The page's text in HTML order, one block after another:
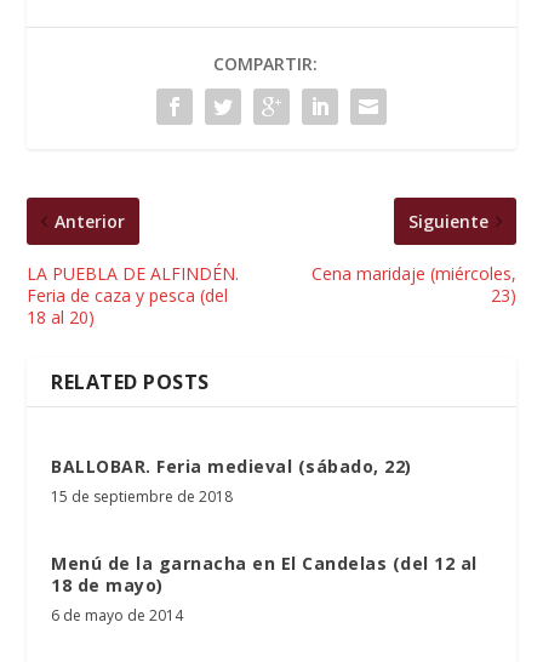
COMPARTIR:
Anterior
LA PUEBLA DE ALFINDÉN.
Feria de caza y pesca (del
18 al 20)
Siguiente
Cena maridaje (miércoles,
23)
RELATED POSTS
BALLOBAR. Feria medieval (sábado, 22)
15 de septiembre de 2018
Menú de la garnacha en El Candelas (del 12 al
18 de mayo)
6 de mayo de 2014